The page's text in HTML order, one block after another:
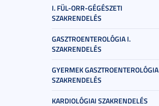
I. FÜL-ORR-GÉGÉSZETI
SZAKRENDELÉS
GASZTROENTEROLÓGIA I.
SZAKRENDELÉS
GYERMEK GASZTROENTEROLÓGIA
SZAKRENDELÉS
KARDIOLÓGIAI SZAKRENDELÉS